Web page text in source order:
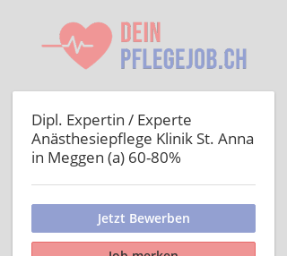
Dipl. Expertin / Experte
Anästhesiepflege Klinik St. Anna
in Meggen (a) 60-80%
Jetzt Bewerben